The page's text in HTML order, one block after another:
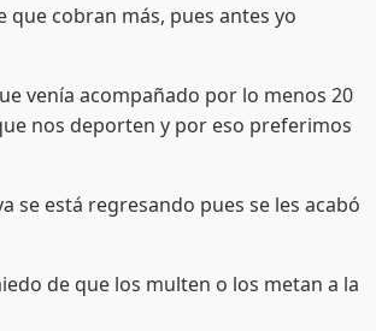
cobran más, pues antes yo
venía acompañado por lo menos 20
nos deporten y por eso preferimos
se está regresando pues se les acabó
de que los multen o los metan a la